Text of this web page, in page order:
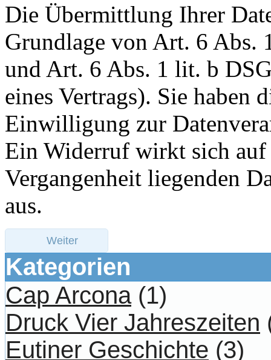
Die Übermittlung Ihrer
Grundlage von Art. 6
und Art. 6 Abs. 1 lit. b
eines Vertrags). Sie haben
Einwilligung zur
Ein Widerruf wirkt sich
Vergangenheit liegenden
aus.
Weiter
Kategorien
Cap Arcona(1)
Druck Vier Jahreszeiten
Eutiner Geschichte (3)